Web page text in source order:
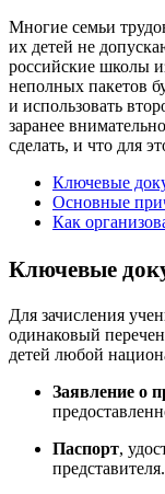
Многие семьи
их детей не
российские школы
неполных пакетов
и использовать
заранее
сделать, и что для
Ключевые
Основные
Как
Ключевые
Для зачисления
одинаковый
детей любой
Заявление о
Паспорт,
представителя.